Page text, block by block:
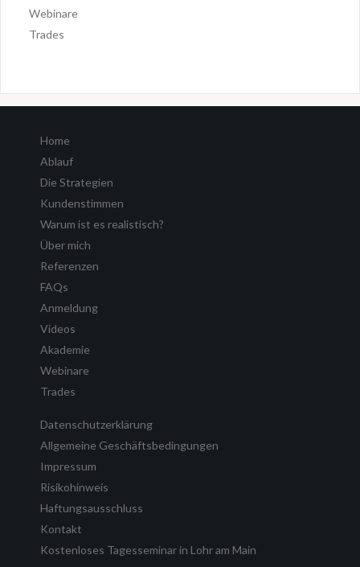
Webinare
Trades
Home
Ablauf
Die Strategien
Kundenstimmen
Warum ist es realistisch?
Über mich
Referenzen
FAQs
Anmeldung
Videos
Akademie
Webinare
Trades
Datenschutzerklärung
Allgemeine Geschäftsbedingungen
Impressum
Risikohinweis
Haftungsausschluss
Kontakt
Kostenloses Tagesseminar in Lohr am Main